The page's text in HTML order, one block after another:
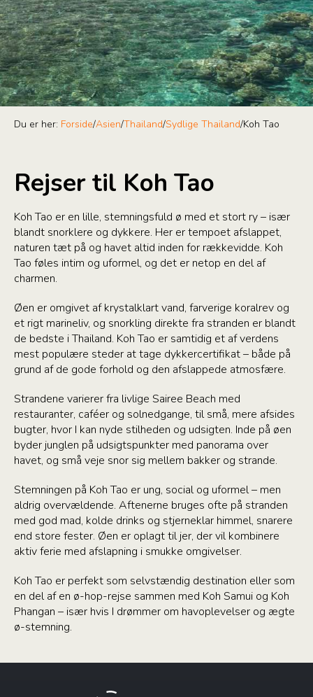
Du er her: Forside/Asien/Thailand/Sydlige Thailand/Koh Tao
Rejser til Koh Tao
Koh Tao er en lille, stemningsfuld ø med et stort ry – især
blandt snorklere og dykkere. Her er tempoet afslappet,
naturen tæt på og havet altid inden for rækkevidde. Koh
Tao føles intim og uformel, og det er netop en del af
charmen.
Øen er omgivet af krystalklart vand, farverige koralrev og
et rigt marineliv, og snorkling direkte fra stranden er blandt
de bedste i Thailand. Koh Tao er samtidig et af verdens
mest populære steder at tage dykkercertifikat – både på
grund af de gode forhold og den afslappede atmosfære.
Strandene varierer fra livlige Sairee Beach med
restauranter, caféer og solnedgange, til små, mere afsides
bugter, hvor I kan nyde stilheden og udsigten. Inde på øen
byder junglen på udsigtspunkter med panorama over
havet, og små veje snor sig mellem bakker og strande.
Stemningen på Koh Tao er ung, social og uformel – men
aldrig overvældende. Aftenerne bruges ofte på stranden
med god mad, kolde drinks og stjerneklar himmel, snarere
end store fester. Øen er oplagt til jer, der vil kombinere
aktiv ferie med afslapning i smukke omgivelser.
Koh Tao er perfekt som selvstændig destination eller som
en del af en ø-hop-rejse sammen med Koh Samui og Koh
Phangan – især hvis I drømmer om havoplevelser og ægte
ø-stemning.